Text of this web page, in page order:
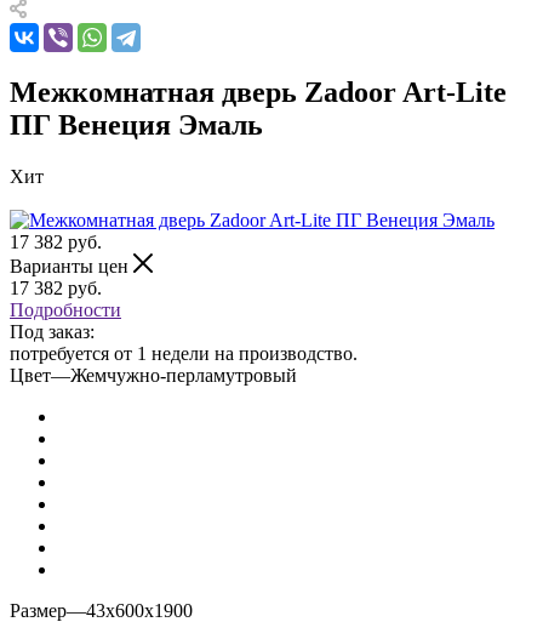
Межкомнатная дверь Zadoor Art-Lite
ПГ Венеция Эмаль
Хит
17 382 руб.
Варианты цен
17 382 руб.
Подробности
Под заказ:
потребуется от 1 недели на производство.
Цвет—Жемчужно-перламутровый
Размер—43х600х1900